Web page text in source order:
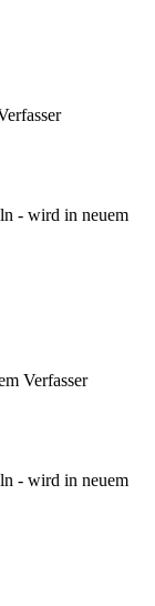
- wird in neuem
Verfasser
- wird in neuem